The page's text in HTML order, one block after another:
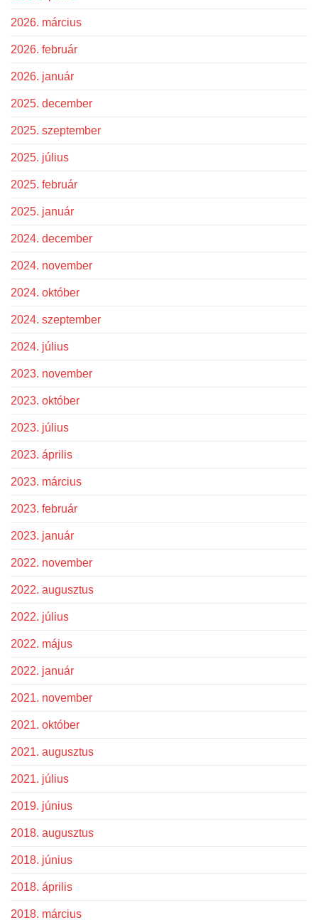
2026. március
2026. február
2026. január
2025. december
2025. szeptember
2025. július
2025. február
2025. január
2024. december
2024. november
2024. október
2024. szeptember
2024. július
2023. november
2023. október
2023. július
2023. április
2023. március
2023. február
2023. január
2022. november
2022. augusztus
2022. július
2022. május
2022. január
2021. november
2021. október
2021. augusztus
2021. július
2019. június
2018. augusztus
2018. június
2018. április
2018. március